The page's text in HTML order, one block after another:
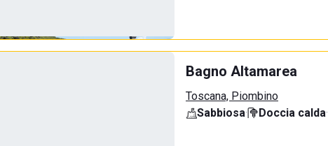
Bagno Altamarea
Toscana, Piombino
Sabbiosa· Doccia calda·